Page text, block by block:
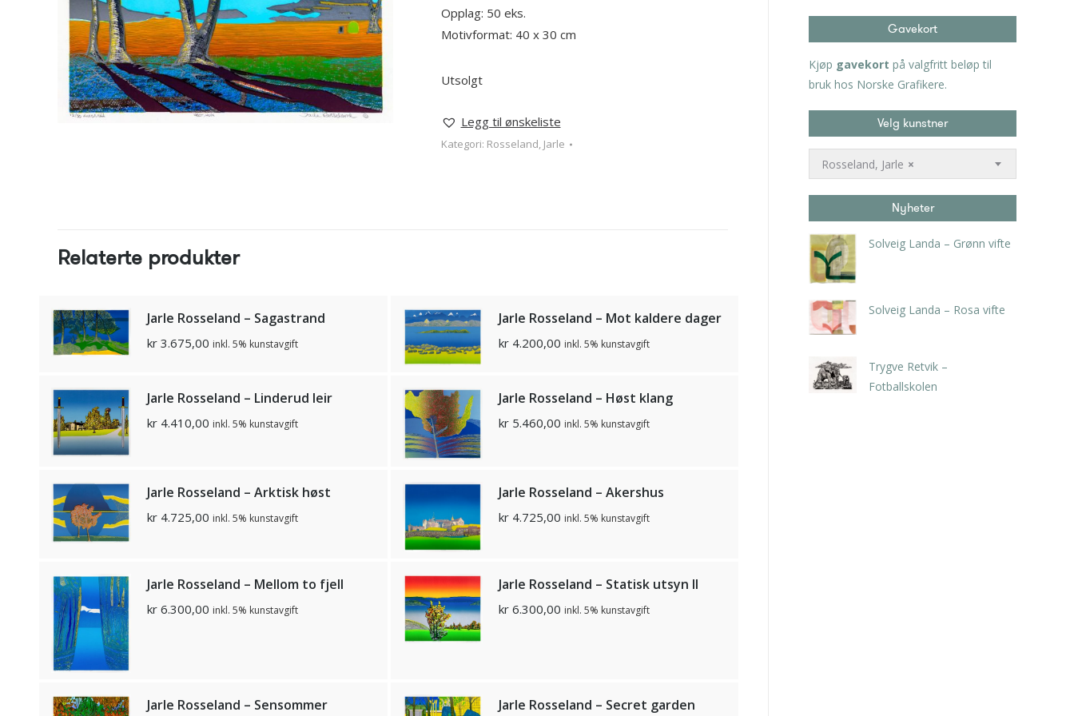
Opplag: 50 eks.
Motivformat: 40 x 30 cm
Utsolgt
Legg til ønskeliste
Kategori: Rosseland, Jarle
Relaterte produkter
Jarle Rosseland – Sagastrand
kr 3.675,00 inkl. 5% kunstavgift
Jarle Rosseland – Mot kaldere dager
kr4.200,00 inkl. 5% kunstavgift
Jarle Rosseland – Linderud leir
kr 4.410,00 inkl. 5% kunstavgift
Jarle Rosseland – Høst klang
kr5.460,00 inkl. 5% kunstavgift
Jarle Rosseland – Arktisk høst
kr 4.725,00 inkl. 5% kunstavgift
Jarle Rosseland – Akershus
kr4.725,00 inkl. 5% kunstavgift
Jarle Rosseland – Mellom to fjell
kr 6.300,00 inkl. 5% kunstavgift
Jarle Rosseland – Statisk utsyn II
kr6.300,00 inkl. 5% kunstavgift
Jarle Rosseland – Sensommer Jarle Rosseland – Secret garden
Gavekort
Kjøp gavekort på valgfritt beløp til
bruk hos Norske Grafikere.
Velg kunstner
×
Rosseland, Jarle
Nyheter
Solveig Landa – Grønn vifte
Solveig Landa – Rosa vifte
Trygve Retvik –
Fotballskolen